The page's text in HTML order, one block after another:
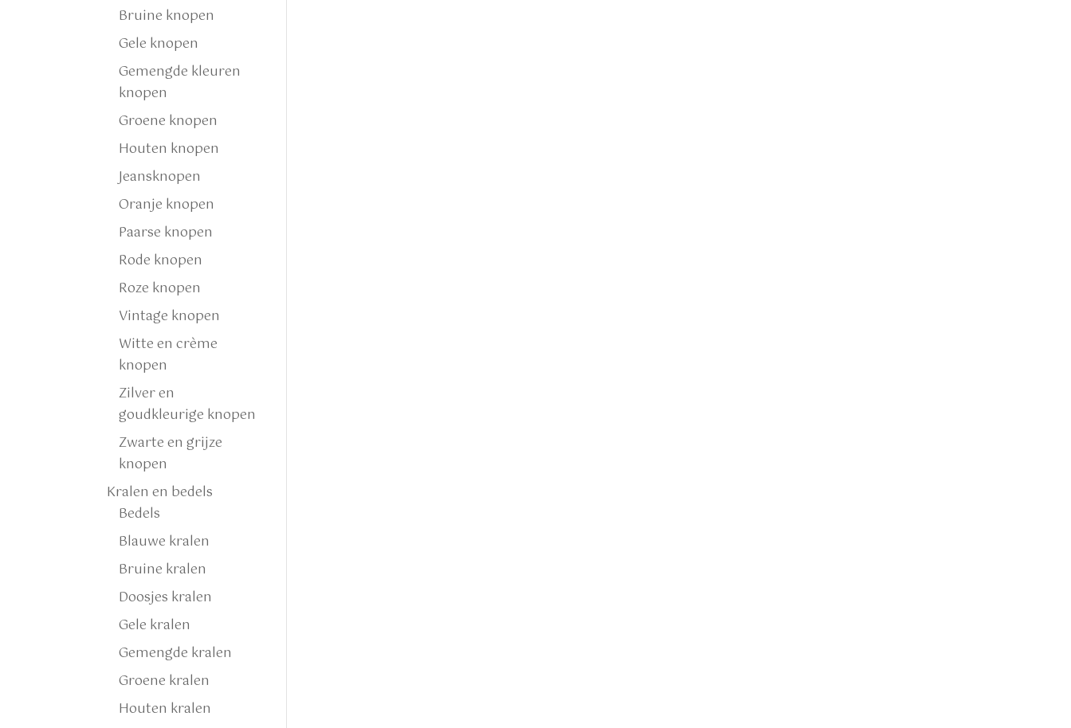
Bruine knopen
Gele knopen
Gemengde kleuren
knopen
Groene knopen
Houten knopen
Jeansknopen
Oranje knopen
Paarse knopen
Rode knopen
Roze knopen
Vintage knopen
Witte en crème
knopen
Zilver en
goudkleurige knopen
Zwarte en grijze
knopen
Kralen en bedels
Bedels
Blauwe kralen
Bruine kralen
Doosjes kralen
Gele kralen
Gemengde kralen
Groene kralen
Houten kralen